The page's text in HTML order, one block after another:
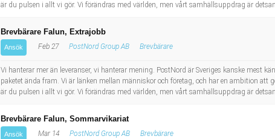
är du pulsen i allt vi gör. Vi förändras med världen, men vårt samhällsuppdrag är
Brevbärare Falun, Extrajobb
Ansök Feb 27 PostNord Group AB Brevbärare
Vi hanterar mer än leveranser, vi hanterar mening. PostNord är Sveriges kanske mest
paketet ända fram. Vi är länken mellan människor och företag, och har en ambition att
är du pulsen i allt vi gör. Vi förändras med världen, men vårt samhällsuppdrag är
Brevbärare Falun, Sommarvikariat
Ansök Mar 14 PostNord Group AB Brevbärare